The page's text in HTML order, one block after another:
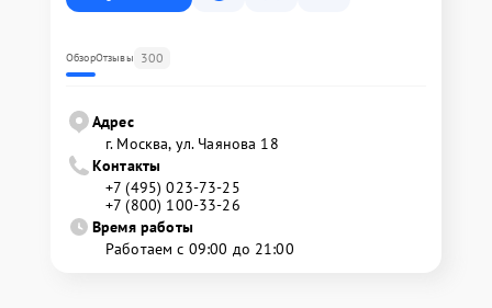
ОбзорОтзывы 300
Адрес
г. Москва, ул. Чаянова 18
Контакты
+7 (495) 023-73-25
+7 (800) 100-33-26
Время работы
Работаем с 09:00 до 21:00